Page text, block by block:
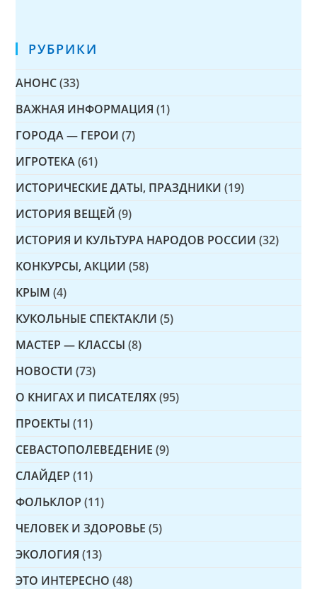
РУБРИКИ
АНОНС (33)
ВАЖНАЯ ИНФОРМАЦИЯ (1)
ГОРОДА — ГЕРОИ (7)
ИГРОТЕКА (61)
ИСТОРИЧЕСКИЕ ДАТЫ, ПРАЗДНИКИ (19)
ИСТОРИЯ ВЕЩЕЙ (9)
ИСТОРИЯ И КУЛЬТУРА НАРОДОВ РОССИИ (32)
КОНКУРСЫ, АКЦИИ (58)
КРЫМ (4)
КУКОЛЬНЫЕ СПЕКТАКЛИ (5)
МАСТЕР — КЛАССЫ (8)
НОВОСТИ (73)
О КНИГАХ И ПИСАТЕЛЯХ (95)
ПРОЕКТЫ (11)
СЕВАСТОПОЛЕВЕДЕНИЕ (9)
СЛАЙДЕР (11)
ФОЛЬКЛОР (11)
ЧЕЛОВЕК И ЗДОРОВЬЕ (5)
ЭКОЛОГИЯ (13)
ЭТО ИНТЕРЕСНО (48)